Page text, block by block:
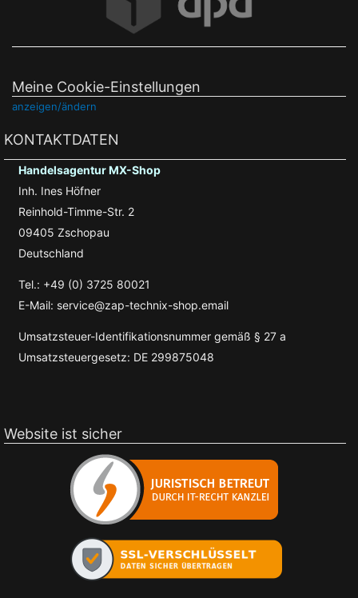
Meine Cookie-Einstellungen
anzeigen/ändern
KONTAKTDATEN
Handelsagentur MX-Shop
Inh. Ines Höfner
Reinhold-Timme-Str. 2
09405 Zschopau
Deutschland
Tel.: +49 (0) 3725 80021
E-Mail: service@zap-technix-shop.email
Umsatzsteuer-Identifikationsnummer gemäß § 27 a
Umsatzsteuergesetz: DE 299875048
Website ist sicher